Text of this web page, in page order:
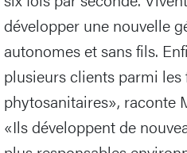
développer une nouvelle
autonomes et sans fils.
plusieurs clients parmi
phytosanitaires», raconte
«Ils développent de